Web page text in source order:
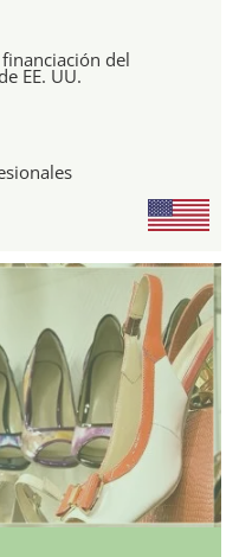
del
EE. UU.